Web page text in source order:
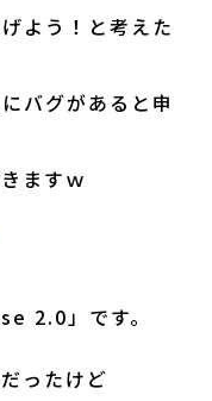
よう！と考えた
バグがあると申
ますｗ
2.0」です。
ったけど